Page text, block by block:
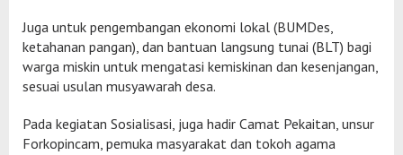
Juga untuk pengembangan ekonomi lokal (BUMDes,
ketahanan pangan), dan bantuan langsung tunai (BLT) bagi
warga miskin untuk mengatasi kemiskinan dan kesenjangan,
sesuai usulan musyawarah desa.
Pada kegiatan Sosialisasi, juga hadir Camat Pekaitan, unsur
Forkopincam, pemuka masyarakat dan tokoh agama